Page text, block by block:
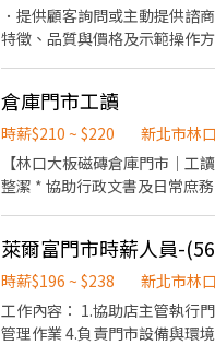
．提供顧客詢問或主動提供諮
特徵、品質與價格及示範操作
倉庫門市工讀
時薪$210 ~ $220
新北市林
【林口大板磁磚倉庫門市｜工讀人員】 工作內容： * 協助接待來店客戶 * 協助帶客人介紹、參觀磁磚產品
整潔 * 協助行政文書及日常庶務 * 其他主管交辦事項 工作地點： * 林口區湖
萊爾富門市時薪人員-
時薪$196 ~ $238
新北市林
工作內容： 1.協助店主管執行
管理作業 4.負責門市設備與環